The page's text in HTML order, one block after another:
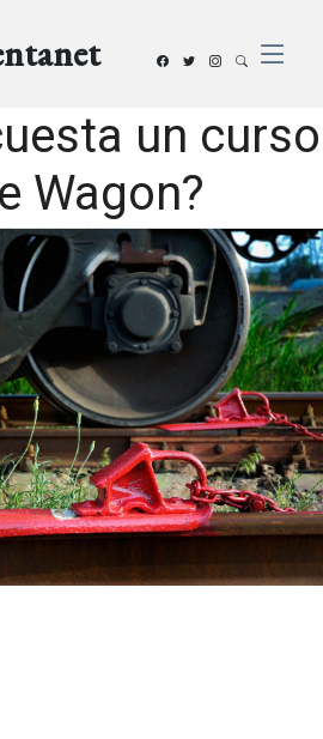
un curso
Wagon?